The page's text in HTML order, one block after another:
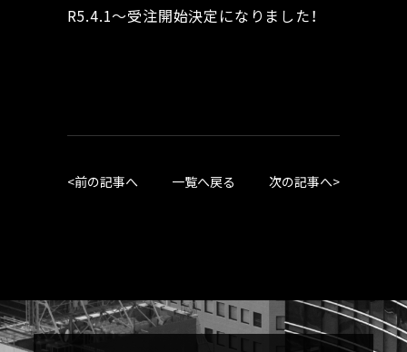
R5.4.1～受注開始決定になりました！
<前の記事へ 一覧へ戻る 次の記事へ>